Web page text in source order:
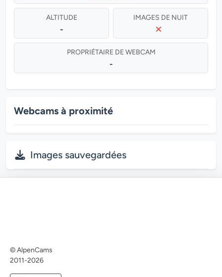
ALTITUDE
-
IMAGES DE NUIT
PROPRIÉTAIRE DE WEBCAM
-
Webcams à proximité
Images sauvegardées
© AlpenCams
2011-2026